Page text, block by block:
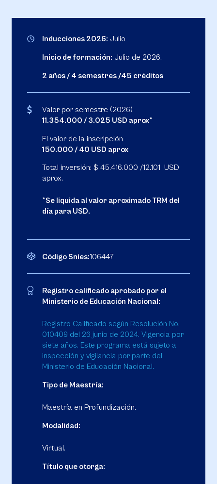
Inducciones 2026: Julio
Inicio de formación: Julio de 2026.
2 años / 4 semestres /45 créditos
Valor por semestre (2026)
11.354.000 / 3.025 USD aprox*
El valor de la inscripción
150.000 / 40 USD aprox
Total inversión: $ 45.416.000 /12.101 USD
aprox.
*Se liquida al valor aproximado TRM del
día para USD.
Código Snies:106447
Registro calificado aprobado por el
Ministerio de Educación Nacional:
Registro Calificado según Resolución No.
010409 del 26 junio de 2024. Vigencia por
siete años. Este programa está sujeto a
inspección y vigilancia por parte del
Ministerio de Educación Nacional.
Tipo de Maestría:
Maestría en Profundización.
Modalidad:
Virtual.
Título que otorga: